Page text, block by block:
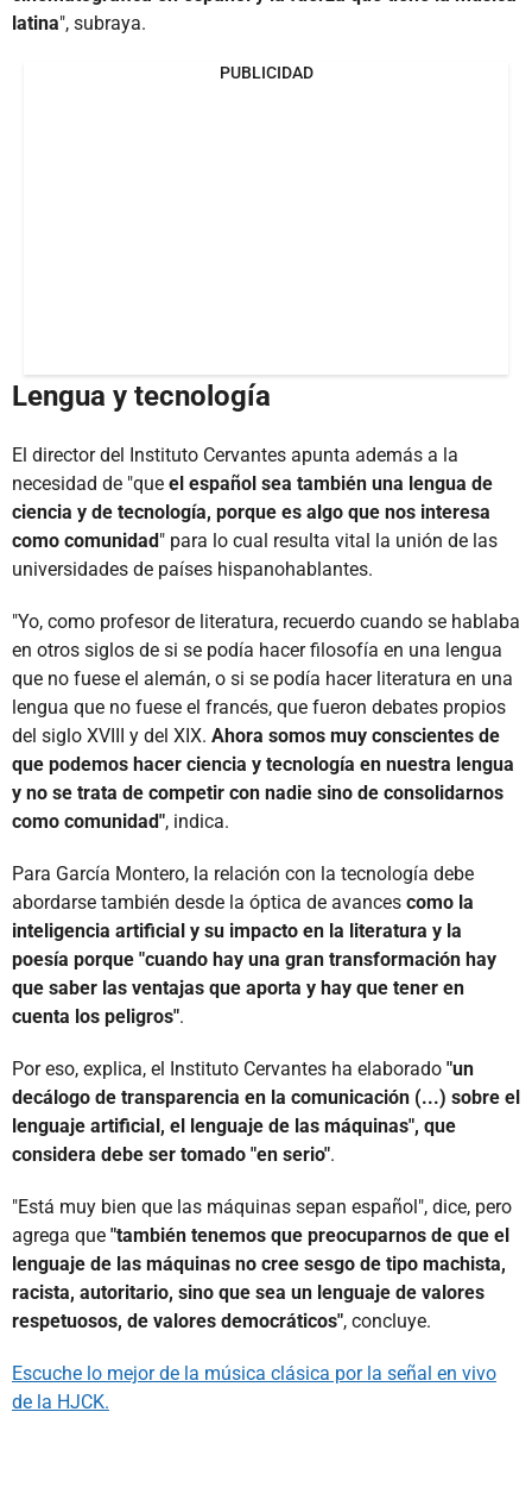
latina", subraya.
PUBLICIDAD
Lengua y tecnología
El director del Instituto Cervantes apunta además a la
necesidad de "que el español sea también una lengua de
ciencia y de tecnología, porque es algo que nos interesa
como comunidad" para lo cual resulta vital la unión de las
universidades de países hispanohablantes.
"Yo, como profesor de literatura, recuerdo cuando se hablaba
en otros siglos de si se podía hacer filosofía en una lengua
que no fuese el alemán, o si se podía hacer literatura en una
lengua que no fuese el francés, que fueron debates propios
del siglo XVIII y del XIX. Ahora somos muy conscientes de
que podemos hacer ciencia y tecnología en nuestra lengua
y no se trata de competir con nadie sino de consolidarnos
como comunidad", indica.
Para García Montero, la relación con la tecnología debe
abordarse también desde la óptica de avances como la
inteligencia artificial y su impacto en la literatura y la
poesía porque "cuando hay una gran transformación hay
que saber las ventajas que aporta y hay que tener en
cuenta los peligros".
Por eso, explica, el Instituto Cervantes ha elaborado "un
decálogo de transparencia en la comunicación (...) sobre el
lenguaje artificial, el lenguaje de las máquinas", que
considera debe ser tomado "en serio".
"Está muy bien que las máquinas sepan español", dice, pero
agrega que "también tenemos que preocuparnos de que el
lenguaje de las máquinas no cree sesgo de tipo machista,
racista, autoritario, sino que sea un lenguaje de valores
respetuosos, de valores democráticos", concluye.
Escuche lo mejor de la música clásica por la señal en vivo
de la HJCK.